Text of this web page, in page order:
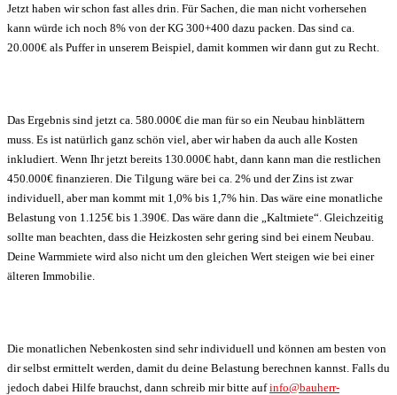
Jetzt haben wir schon fast alles drin. Für Sachen, die man nicht vorhersehen
kann würde ich noch 8% von der KG 300+400 dazu packen. Das sind ca.
20.000€ als Puffer in unserem Beispiel, damit kommen wir dann gut zu Recht.
Das Ergebnis sind jetzt ca. 580.000€ die man für so ein Neubau hinblättern
muss. Es ist natürlich ganz schön viel, aber wir haben da auch alle Kosten
inkludiert. Wenn Ihr jetzt bereits 130.000€ habt, dann kann man die restlichen
450.000€ finanzieren. Die Tilgung wäre bei ca. 2% und der Zins ist zwar
individuell, aber man kommt mit 1,0% bis 1,7% hin. Das wäre eine monatliche
Belastung von 1.125€ bis 1.390€. Das wäre dann die „Kaltmiete“. Gleichzeitig
sollte man beachten, dass die Heizkosten sehr gering sind bei einem Neubau.
Deine Warmmiete wird also nicht um den gleichen Wert steigen wie bei einer
älteren Immobilie.
Die monatlichen Nebenkosten sind sehr individuell und können am besten von
dir selbst ermittelt werden, damit du deine Belastung berechnen kannst. Falls du
jedoch dabei Hilfe brauchst, dann schreib mir bitte aufinfo@bauherr-